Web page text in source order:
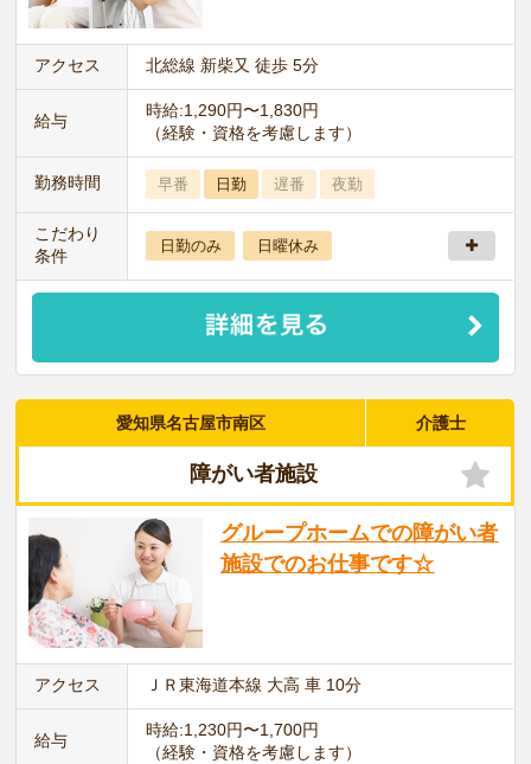
アクセス 北総線 新柴又 徒歩 5分
給与
時給:1,290円〜1,830円
（経験・資格を考慮します）
勤務時間 早番 日勤 遅番 夜勤
こだわり
条件
日勤のみ 日曜休み
愛知県名古屋市南区 介護士
障がい者施設
グループホームでの障がい者
施設でのお仕事です☆
アクセス ＪＲ東海道本線 大高 車 10分
給与
時給:1,230円〜1,700円
（経験・資格を考慮します）